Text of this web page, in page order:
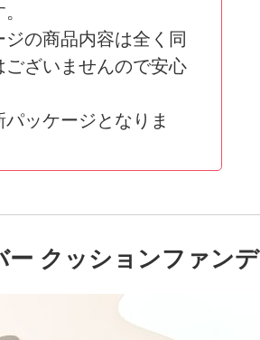
ジの商品内容は全く同
ございませんので安心
ッケージとなりま
ー クッションファンデ